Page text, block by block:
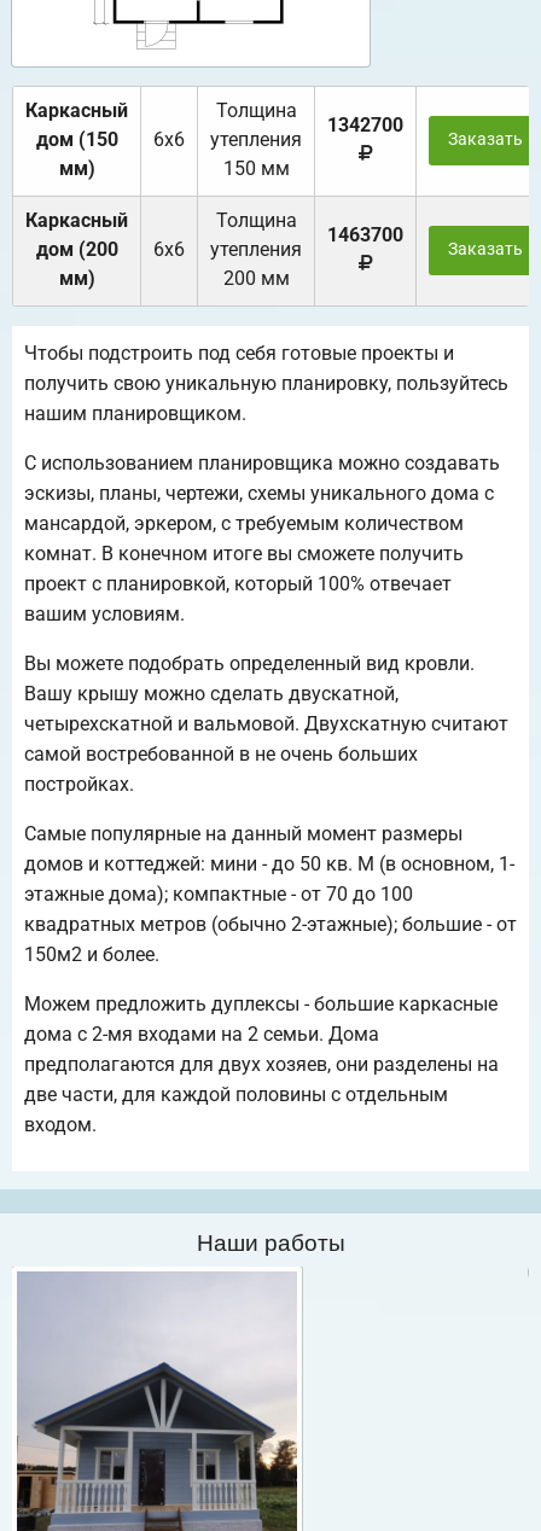
Каркасный
дом (150
мм)
6х6
Толщина
утепления
150 мм
1342700
Заказать
Каркасный
дом (200
мм)
6х6
Толщина
утепления
200 мм
1463700
Заказать
Чтобы подстроить под себя готовые проекты и
получить свою уникальную планировку, пользуйтесь
нашим планировщиком.
С использованием планировщика можно создавать
эскизы, планы, чертежи, схемы уникального дома с
мансардой, эркером, с требуемым количеством
комнат. В конечном итоге вы сможете получить
проект с планировкой, который 100% отвечает
вашим условиям.
Вы можете подобрать определенный вид кровли.
Вашу крышу можно сделать двускатной,
четырехскатной и вальмовой. Двухскатную считают
самой востребованной в не очень больших
постройках.
Самые популярные на данный момент размеры
домов и коттеджей: мини - до 50 кв. М (в основном, 1-
этажные дома); компактные - от 70 до 100
квадратных метров (обычно 2-этажные); большие - от
150м2 и более.
Можем предложить дуплексы - большие каркасные
дома с 2-мя входами на 2 семьи. Дома
предполагаются для двух хозяев, они разделены на
две части, для каждой половины с отдельным
входом.
Наши работы